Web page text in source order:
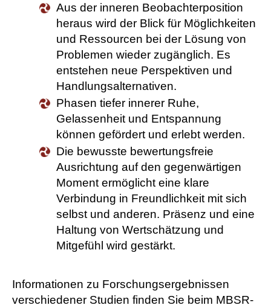
Aus der inneren Beobachterposition
heraus wird der Blick für Möglichkeiten
und Ressourcen bei der Lösung von
Problemen wieder zugänglich. Es
entstehen neue Perspektiven und
Handlungsalternativen.
Phasen tiefer innerer Ruhe,
Gelassenheit und Entspannung
können gefördert und erlebt werden.
Die bewusste bewertungsfreie
Ausrichtung auf den gegenwärtigen
Moment ermöglicht eine klare
Verbindung in Freundlichkeit mit sich
selbst und anderen. Präsenz und eine
Haltung von Wertschätzung und
Mitgefühl wird gestärkt.
Informationen zu Forschungsergebnissen
verschiedener Studien finden Sie beim MBSR-